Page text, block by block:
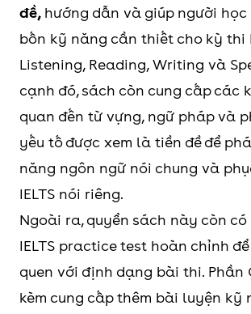
đề, hướng dẫn và giúp người
bốn kỹ năng cần thiết cho kỳ thi
Listening, Reading, Writing và
cạnh đó, sách còn cung cấp các
quan đến từ vựng, ngữ pháp và
yếu tố được xem là tiền đề để
năng ngôn ngữ nói chung và
IELTS nói riêng.
Ngoài ra, quyển sách này còn
IELTS practice test hoàn chỉnh
quen với định dạng bài thi. Phần
kèm cung cấp thêm bài luyện kỹ